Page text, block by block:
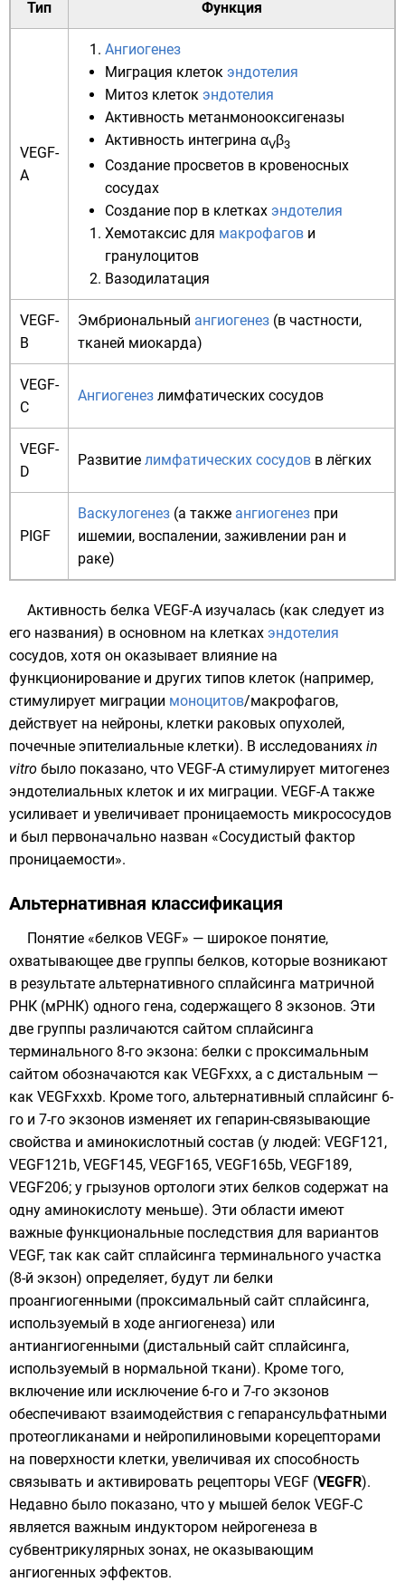
Тип Функция
VEGF-
A
Ангиогенез
Миграция клеток эндотелия
Митоз клеток эндотелия
Активность метанмонооксигеназы
Активность интегрина αVβ3
Создание просветов в кровеносных
сосудах
Создание пор в клетках эндотелия
Хемотаксис для макрофагов и
гранулоцитов
Вазодилатация
VEGF-
B
Эмбриональный ангиогенез (в частности,
тканей миокарда)
VEGF-
C
Ангиогенез лимфатических сосудов
VEGF-
D
Развитие лимфатических сосудов в лёгких
PIGF
Васкулогенез (а также ангиогенез при
ишемии, воспалении, заживлении ран и
раке)
Активность белка VEGF-А изучалась (как следует из
его названия) в основном на клетках эндотелия
сосудов, хотя он оказывает влияние на
функционирование и других типов клеток (например,
стимулирует миграции моноцитов/макрофагов,
действует на нейроны, клетки раковых опухолей,
почечные эпителиальные клетки). В исследованиях in
vitro было показано, что VEGF-A стимулирует митогенез
эндотелиальных клеток и их миграции. VEGF-A также
усиливает и увеличивает проницаемость микрососудов
и был первоначально назван «Сосудистый фактор
проницаемости».
Альтернативная классификация
Понятие «белков VEGF» — широкое понятие,
охватывающее две группы белков, которые возникают
в результате альтернативного сплайсинга матричной
РНК (мРНК) одного гена, содержащего 8 экзонов. Эти
две группы различаются сайтом сплайсинга
терминального 8-го экзона: белки с проксимальным
сайтом обозначаются как VEGFxxx, а с дистальным —
как VEGFxxxb. Кроме того, альтернативный сплайсинг 6-
го и 7-го экзонов изменяет их гепарин-связывающие
свойства и аминокислотный состав (у людей: VEGF121,
VEGF121b, VEGF145, VEGF165, VEGF165b, VEGF189,
VEGF206; у грызунов ортологи этих белков содержат на
одну аминокислоту меньше). Эти области имеют
важные функциональные последствия для вариантов
VEGF, так как сайт сплайсинга терминального участка
(8-й экзон) определяет, будут ли белки
проангиогенными (проксимальный сайт сплайсинга,
используемый в ходе ангиогенеза) или
антиангиогенными (дистальный сайт сплайсинга,
используемый в нормальной ткани). Кроме того,
включение или исключение 6-го и 7-го экзонов
обеспечивают взаимодействия с гепарансульфатными
протеогликанами и нейропилиновыми корецепторами
на поверхности клетки, увеличивая их способность
связывать и активировать рецепторы VEGF (VEGFR).
Недавно было показано, что у мышей белок VEGF-C
является важным индуктором нейрогенеза в
субвентрикулярных зонах, не оказывающим
ангиогенных эффектов.